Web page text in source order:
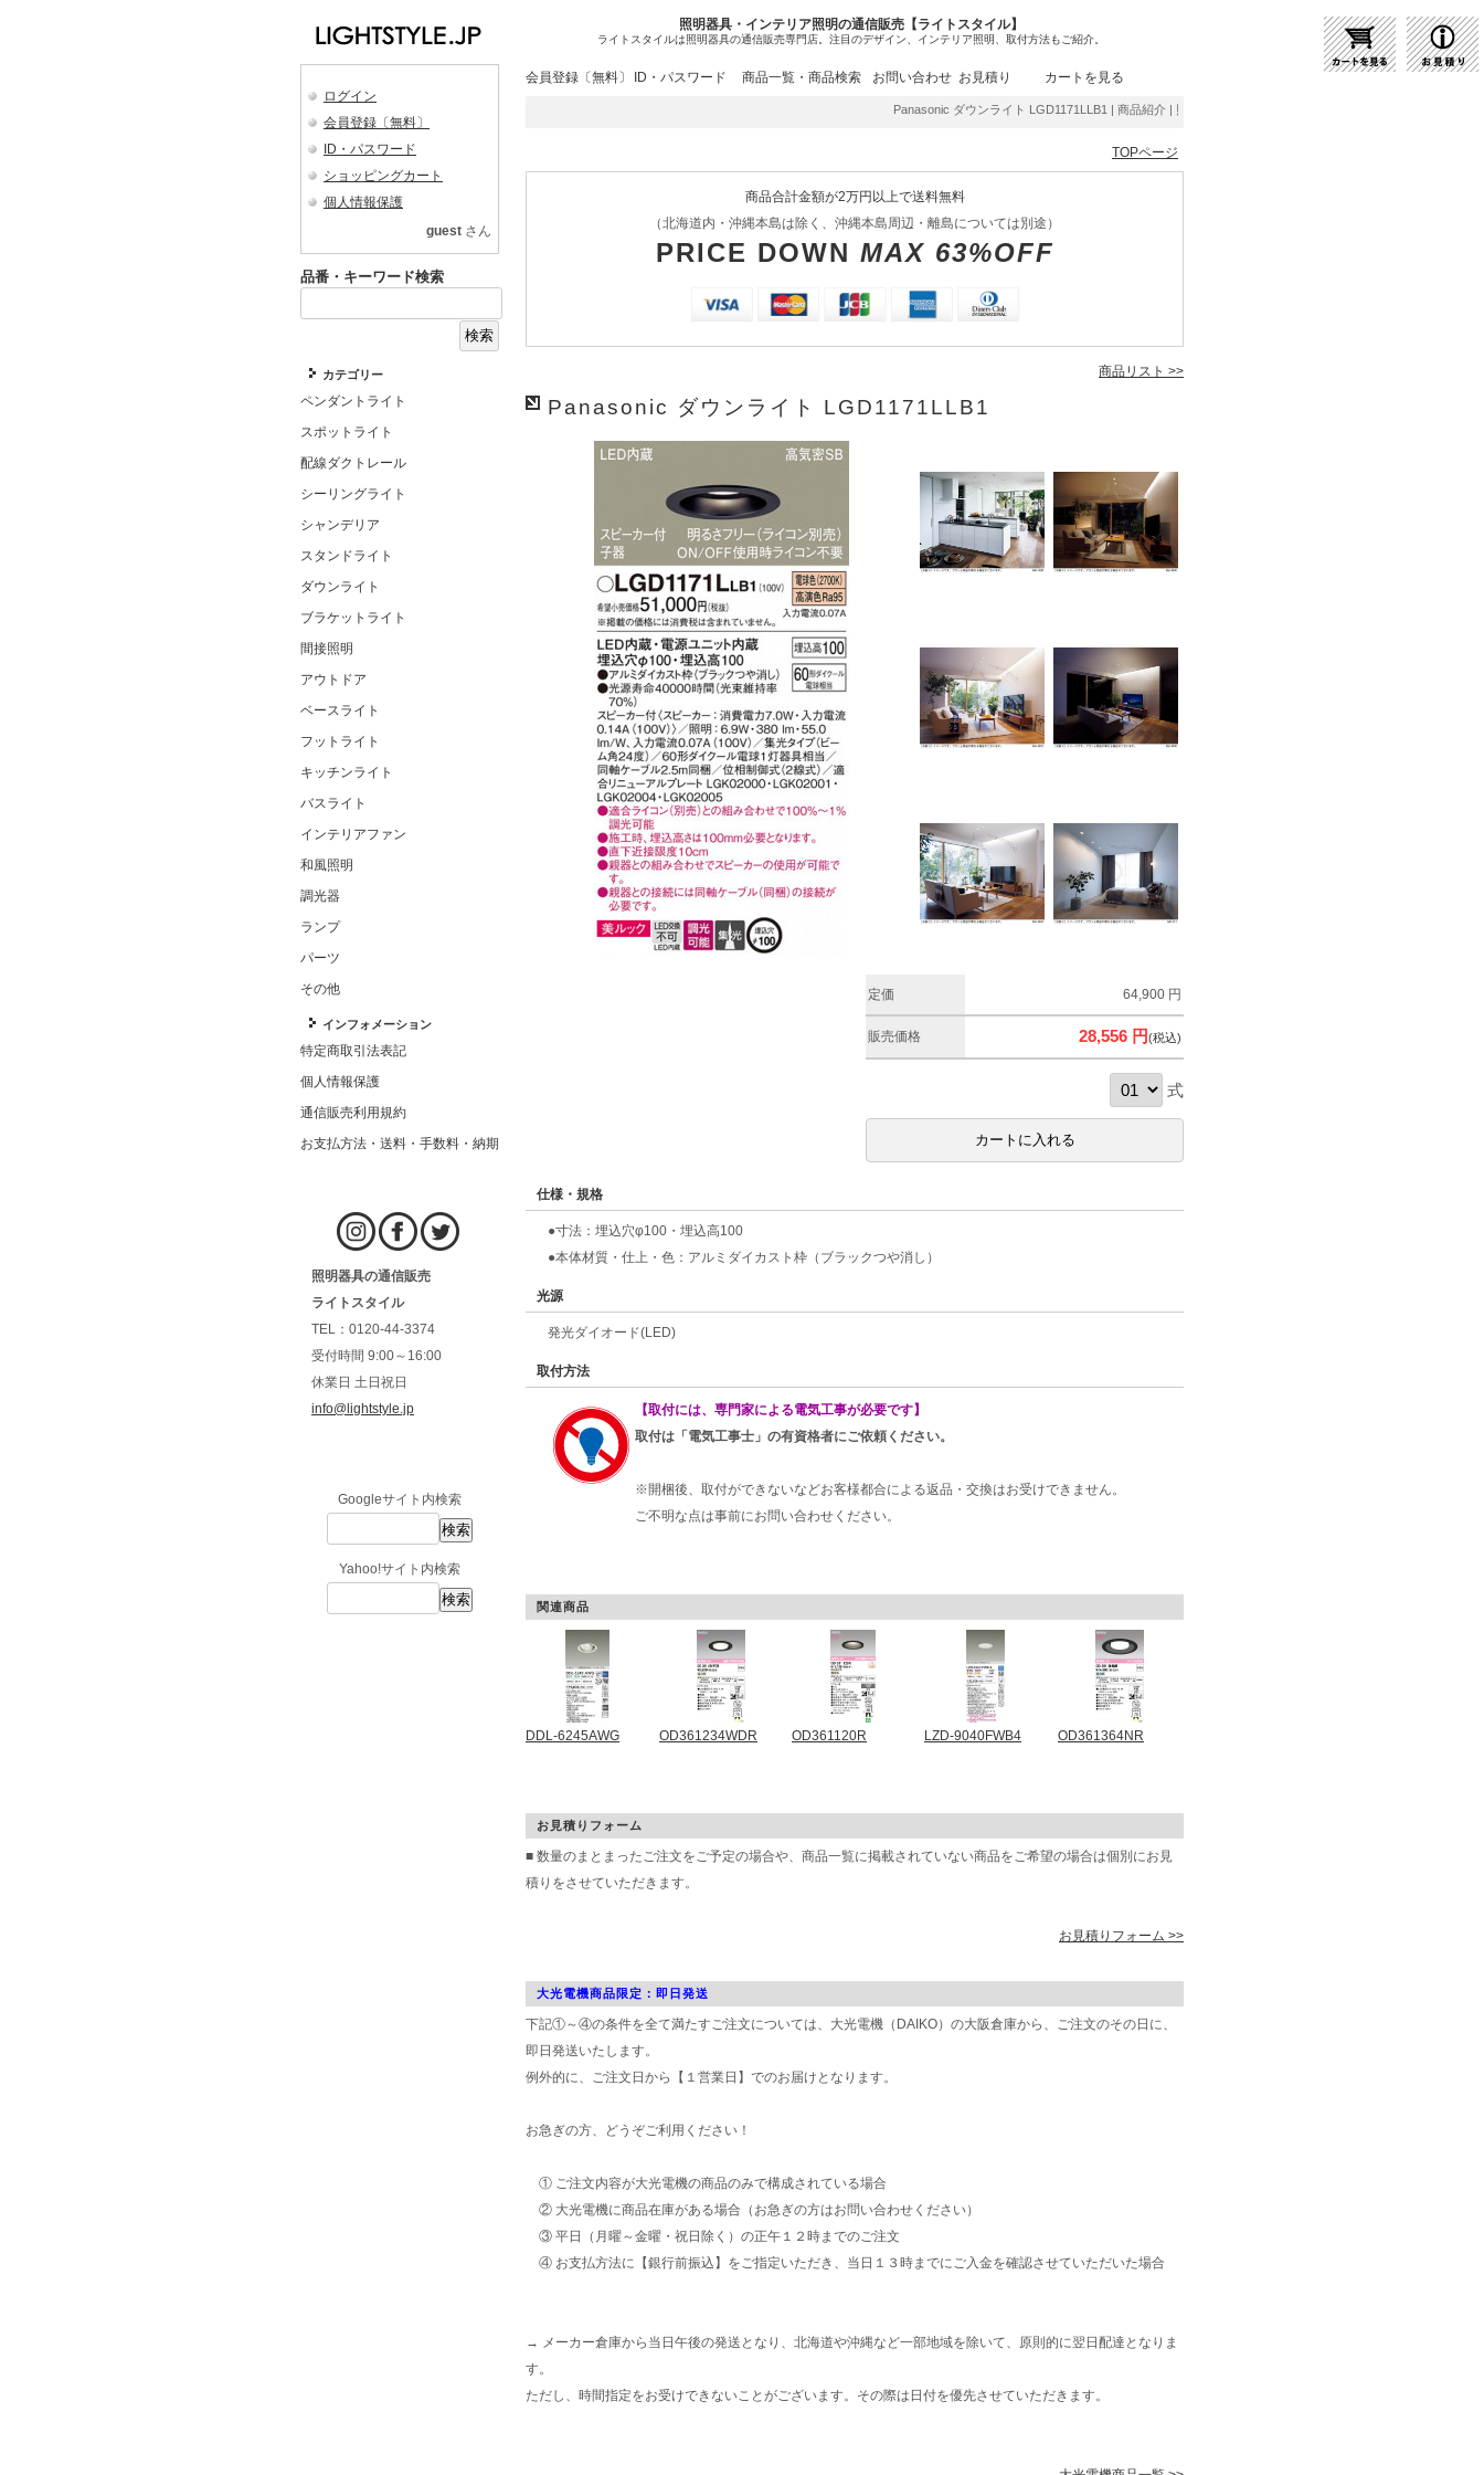
照明器具・インテリア照明の通信販売【ライトスタイル】
ライトスタイルは照明器具の通信販売専門店。注目のデザイン、インテリア照明、取付方法もご紹介。
ログイン
会員登録〔無料〕
ID・パスワード
ショッピングカート
個人情報保護
guest さん
品番・キーワード検索
カテゴリー
ペンダントライト
スポットライト
配線ダクトレール
シーリングライト
シャンデリア
スタンドライト
ダウンライト
ブラケットライト
間接照明
アウトドア
ベースライト
フットライト
キッチンライト
バスライト
インテリアファン
和風照明
調光器
ランプ
パーツ
その他
インフォメーション
特定商取引法表記
個人情報保護
通信販売利用規約
お支払方法・送料・手数料・納期
照明器具の通信販売
ライトスタイル
TEL：0120-44-3374
受付時間 9:00～16:00
休業日 土日祝日
info@lightstyle.jp
Googleサイト内検索
Yahoo!サイト内検索
会員登録〔無料〕 ID・パスワード 商品一覧・商品検索 お問い合わせ お見積り カートを見る
Panasonic ダウンライト LGD1171LLB1 | 商品紹介 | 照明器具の通販・インテリア照明の通信販売【ライトスタイ
TOPページ
商品合計金額が2万円以上で送料無料
（北海道内・沖縄本島は除く、沖縄本島周辺・離島については別途）
PRICE DOWN MAX 63%OFF
商品リスト >>
Panasonic ダウンライト LGD1171LLB1
定価 64,900 円
販売価格 28,556 円(税込)
式
仕様・規格
●寸法：埋込穴φ100・埋込高100
●本体材質・仕上・色：アルミダイカスト枠（ブラックつや消し）
光源
発光ダイオード(LED)
取付方法
【取付には、専門家による電気工事が必要です】
取付は「電気工事士」の有資格者にご依頼ください。
※開梱後、取付ができないなどお客様都合による返品・交換はお受けできません。
ご不明な点は事前にお問い合わせください。
関連商品
DDL-6245AWG OD361234WDR OD361120R LZD-9040FWB4 OD361364NR
お見積りフォーム
■ 数量のまとまったご注文をご予定の場合や、商品一覧に掲載されていない商品をご希望の場合は個別にお見
積りをさせていただきます。
お見積りフォーム >>
大光電機商品限定：即日発送
下記①～④の条件を全て満たすご注文については、大光電機（DAIKO）の大阪倉庫から、ご注文のその日に、
即日発送いたします。
例外的に、ご注文日から【１営業日】でのお届けとなります。
お急ぎの方、どうぞご利用ください！
① ご注文内容が大光電機の商品のみで構成されている場合
② 大光電機に商品在庫がある場合（お急ぎの方はお問い合わせください）
③ 平日（月曜～金曜・祝日除く）の正午１２時までのご注文
④ お支払方法に【銀行前振込】をご指定いただき、当日１３時までにご入金を確認させていただいた場合
→ メーカー倉庫から当日午後の発送となり、北海道や沖縄など一部地域を除いて、原則的に翌日配達となりま
す。
ただし、時間指定をお受けできないことがございます。その際は日付を優先させていただきます。